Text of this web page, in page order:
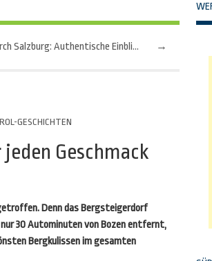
→
Free-Walking-Tour durch Salzburg: Authentische Einblicke
GESCHICHTEN
Geschmack
Denn das Bergsteigerdorf
30 Autominuten von Bozen entfernt,
Bergkulissen im gesamten